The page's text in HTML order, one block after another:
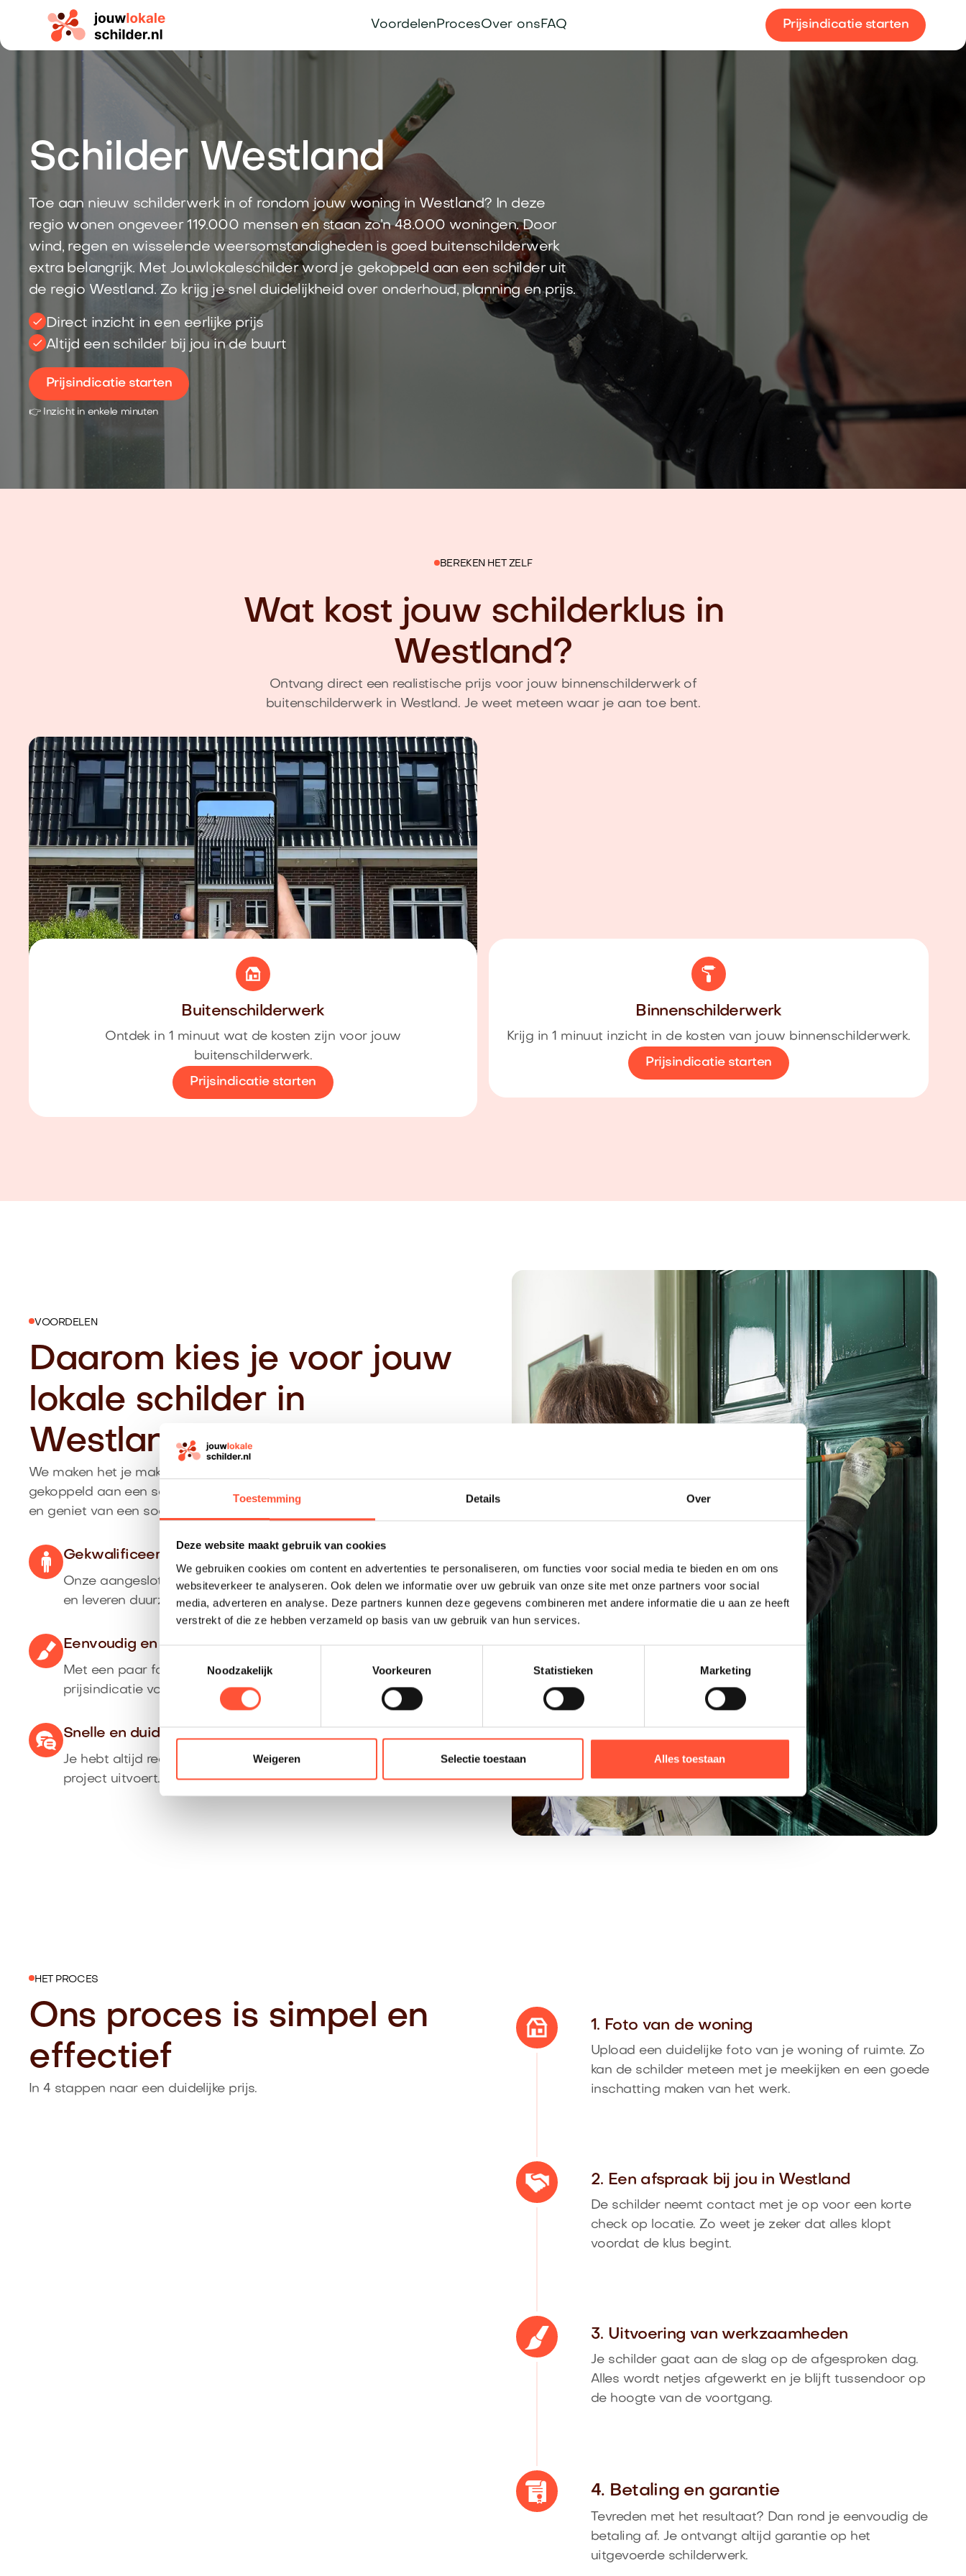
Toestemming Details Over
Deze website maakt gebruik van cookies
We gebruiken cookies om content en advertenties te personaliseren, om functies voor social media te bieden en om ons
websiteverkeer te analyseren. Ook delen we informatie over uw gebruik van onze site met onze partners voor social
media, adverteren en analyse. Deze partners kunnen deze gegevens combineren met andere informatie die u aan ze heeft
verstrekt of die ze hebben verzameld op basis van uw gebruik van hun services.
Noodzakelijk
Voorkeuren Statistieken Marketing
Weigeren Selectie toestaan Alles toestaan
VoordelenProcesOver onsFAQ Prijsindicatie starten
Schilder Westland
Toe aan nieuw schilderwerk in of rondom jouw woning in Westland? In deze
regio wonen ongeveer 119.000 mensen en staan zo’n 48.000 woningen. Door
wind, regen en wisselende weersomstandigheden is goed buitenschilderwerk
extra belangrijk. Met Jouwlokaleschilder word je gekoppeld aan een schilder uit
de regio Westland. Zo krijg je snel duidelijkheid over onderhoud, planning en prijs.
Direct inzicht in een eerlijke prijs
Altijd een schilder bij jou in de buurt
Prijsindicatie starten
👉 Inzicht in enkele minuten
BEREKEN HET ZELF
Wat kost jouw schilderklus in
Westland?
Ontvang direct een realistische prijs voor jouw binnenschilderwerk of
buitenschilderwerk in Westland. Je weet meteen waar je aan toe bent.
Buitenschilderwerk
Ontdek in 1 minuut wat de kosten zijn voor jouw
buitenschilderwerk.
Prijsindicatie starten
Binnenschilderwerk
Krijg in 1 minuut inzicht in de kosten van jouw binnenschilderwerk.
Prijsindicatie starten
VOORDELEN
Daarom kies je voor jouw
lokale schilder in
Westland
We maken het je makkelijk: je krijgt een duidelijke prijsindicatie, wordt
gekoppeld aan een schilder uit Westland die past bij jouw wensen
en geniet van een soepel proces van aanvraag tot oplevering.
Gekwalificeerde vakschilder uit Westland
Onze aangesloten schilders komen uit de regio, werken netjes
en leveren duurzaam schilderwerk af.
Eenvoudig en nauwkeurig
Met een paar foto’s ontvang je direct een betrouwbare
prijsindicatie voor jouw klus.
Snelle en duidelijke communicatie
Je hebt altijd rechtstreeks contact met de schilder die jouw
project uitvoert.
HET PROCES
Ons proces is simpel en
effectief
In 4 stappen naar een duidelijke prijs.
1. Foto van de woning
Upload een duidelijke foto van je woning of ruimte. Zo
kan de schilder meteen met je meekijken en een goede
inschatting maken van het werk.
2. Een afspraak bij jou in Westland
De schilder neemt contact met je op voor een korte
check op locatie. Zo weet je zeker dat alles klopt
voordat de klus begint.
3. Uitvoering van werkzaamheden
Je schilder gaat aan de slag op de afgesproken dag.
Alles wordt netjes afgewerkt en je blijft tussendoor op
de hoogte van de voortgang.
4. Betaling en garantie
Tevreden met het resultaat? Dan rond je eenvoudig de
betaling af. Je ontvangt altijd garantie op het
uitgevoerde schilderwerk.